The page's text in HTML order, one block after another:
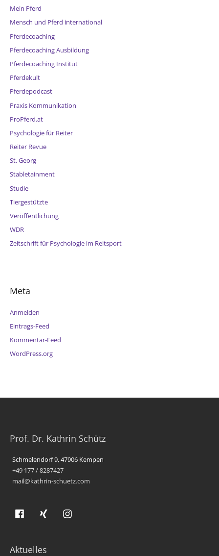
Mein Pferd
Mensch und Pferd international
Pferdecoaching
Pferdecoaching Ausbildung
Pferdecoaching Institut
Pferdekult
Pferdepodcast
Praxis Kommunikation
ProPferd.at
Psychologie für Reiter
Reiter Revue
St. Georg
Stabletainment
Studie
Tiergestützte
Veröffentlichung
WDR
Zeitschrift für Psychologie im Reitsport
Meta
Anmelden
Eintrags-Feed
Kommentar-Feed
WordPress.org
Prof. Dr. Kathrin Schütz
Schmelendorf 9, 47906 Kempen
+49 177 / 8287427
mail@kathrin-schuetz.com
Aktuelles